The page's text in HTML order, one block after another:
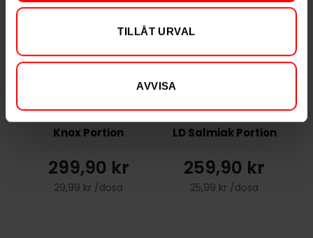
TILLÅT URVAL
AVVISA
Knox Portion
299,90 kr
29,99 kr /dosa
LD Salmiak Portion
259,90 kr
25,99 kr /dosa